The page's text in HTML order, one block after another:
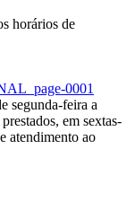
horários de
segunda-feira a
em sextas-
atendimento ao